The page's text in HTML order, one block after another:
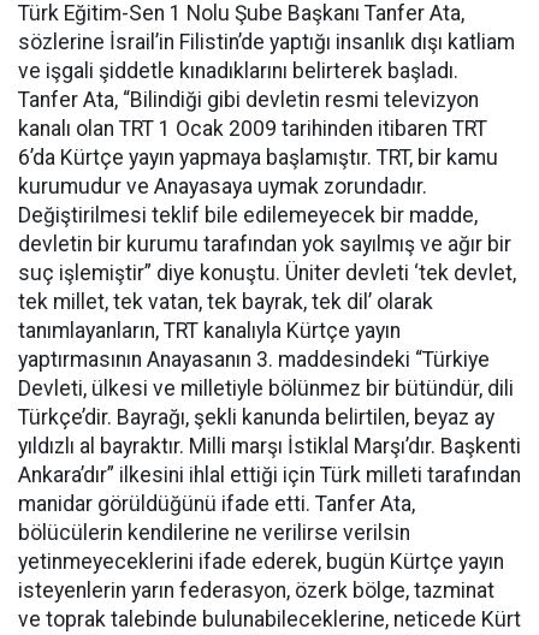
Türk Eğitim-Sen 1 Nolu Şube Başkanı Tanfer Ata,
sözlerine İsrail’in Filistin’de yaptığı insanlık dışı katliam
ve işgali şiddetle kınadıklarını belirterek başladı.
Tanfer Ata, “Bilindiği gibi devletin resmi televizyon
kanalı olan TRT 1 Ocak 2009 tarihinden itibaren TRT
6’da Kürtçe yayın yapmaya başlamıştır. TRT, bir kamu
kurumudur ve Anayasaya uymak zorundadır.
Değiştirilmesi teklif bile edilemeyecek bir madde,
devletin bir kurumu tarafından yok sayılmış ve ağır bir
suç işlemiştir” diye konuştu. Üniter devleti ‘tek devlet,
tek millet, tek vatan, tek bayrak, tek dil’ olarak
tanımlayanların, TRT kanalıyla Kürtçe yayın
yaptırmasının Anayasanın 3. maddesindeki “Türkiye
Devleti, ülkesi ve milletiyle bölünmez bir bütündür, dili
Türkçe’dir. Bayrağı, şekli kanunda belirtilen, beyaz ay
yıldızlı al bayraktır. Milli marşı İstiklal Marşı’dır. Başkenti
Ankara’dır” ilkesini ihlal ettiği için Türk milleti tarafından
manidar görüldüğünü ifade etti. Tanfer Ata,
bölücülerin kendilerine ne verilirse verilsin
yetinmeyeceklerini ifade ederek, bugün Kürtçe yayın
isteyenlerin yarın federasyon, özerk bölge, tazminat
ve toprak talebinde bulunabileceklerine, neticede Kürt